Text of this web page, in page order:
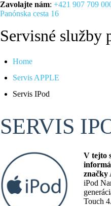
Zavolajte nám: +421 907 709
Panónska cesta 16
Servisné služby
Home
Servis APPLE
Servis IPod
SERVIS
V tejto
značky
iPod
Touch